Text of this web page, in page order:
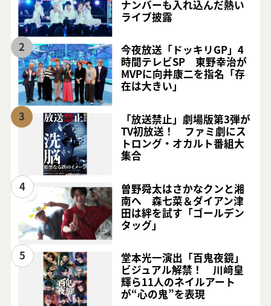
ナンバーも入れ込んだ熱い
ライブ披露
2
今夜放送「ドッキリGP」4
時間テレビSP 東野幸治が
MVPに向井康二を指名「存
在は大きい」
3
「放送禁止」劇場版第3弾が
TV初放送！ ファミ劇にス
トロング・オカルト番組大
集合
4
曽野舜太はさかなクンと湘
南へ 森七菜＆ダイアン津
田は絆を試す「ゴールデン
タッグ」
5
堂本光一演出「百鬼夜鏡」
ビジュアル解禁！ 川﨑皇
輝ら11人のネイルアート
が“心の鬼”を表現